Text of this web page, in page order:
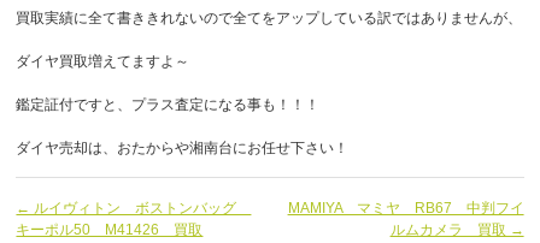
買取実績に全て書ききれないので全てをアップしている訳ではありませんが、
ダイヤ買取増えてますよ～
鑑定証付ですと、プラス査定になる事も！！！
ダイヤ売却は、おたからや湘南台にお任せ下さい！
← ルイヴィトン ボストンバッグ
キーポル50 M41426 買取
MAMIYA マミヤ RB67 中判フイ
ルムカメラ 買取 →